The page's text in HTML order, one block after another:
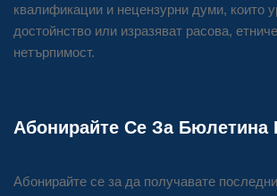
квалификации и нецензурни думи, които
достойнство или изразяват расова,
нетърпимост.
Абонирайте Се За Бюлетина
Абонирайте се за да получавате